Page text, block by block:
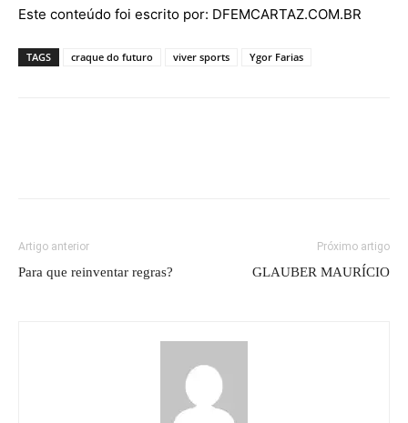
Este conteúdo foi escrito por: DFEMCARTAZ.COM.BR
TAGS craque do futuro viver sports Ygor Farias
Artigo anterior
Para que reinventar regras?
Próximo artigo
GLAUBER MAURÍCIO